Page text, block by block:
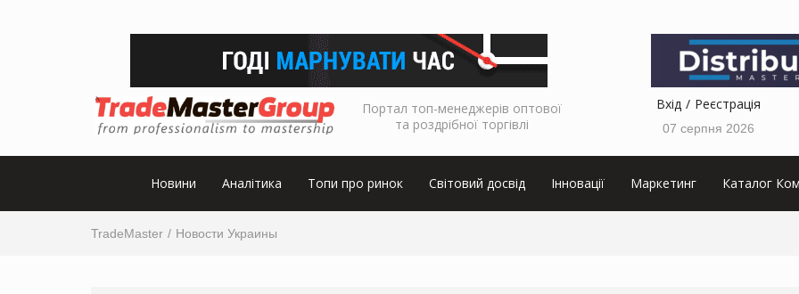
Портал топ-менеджерів оптової
та роздрібної торгівлі
Вхід Реєстрація
07 серпня 2026
Новини Аналітика Топи про ринок Світовий досвід Інновації Маркетинг Каталог
TradeMaster Новости Украины